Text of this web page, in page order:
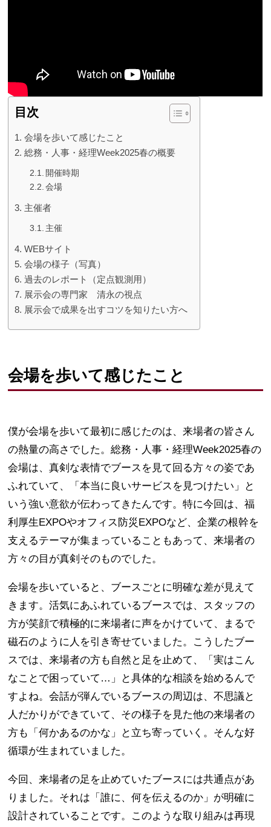
目次
会場を歩いて感じたこと
総務・人事・経理Week2025春の概要
開催時期
会場
主催者
主催
WEBサイト
会場の様子（写真）
過去のレポート（定点観測用）
展示会の専門家 清永の視点
展示会で成果を出すコツを知りたい方へ
会場を歩いて感じたこと
僕が会場を歩いて最初に感じたのは、来場者の皆さん
の熱量の高さでした。総務・人事・経理Week2025春の
会場は、真剣な表情でブースを見て回る方々の姿であ
ふれていて、「本当に良いサービスを見つけたい」と
いう強い意欲が伝わってきたんです。特に今回は、福
利厚生EXPOやオフィス防災EXPOなど、企業の根幹を
支えるテーマが集まっていることもあって、来場者の
方々の目が真剣そのものでした。
会場を歩いていると、ブースごとに明確な差が見えて
きます。活気にあふれているブースでは、スタッフの
方が笑顔で積極的に来場者に声をかけていて、まるで
磁石のように人を引き寄せていました。こうしたブー
スでは、来場者の方も自然と足を止めて、「実はこん
なことで困っていて…」と具体的な相談を始めるんで
すよね。会話が弾んでいるブースの周辺は、不思議と
人だかりができていて、その様子を見た他の来場者の
方も「何かあるのかな」と立ち寄っていく。そんな好
循環が生まれていました。
今回、来場者の足を止めていたブースには共通点があ
りました。それは「誰に、何を伝えるのか」が明確に
設計されていることです。このような取り組みは再現